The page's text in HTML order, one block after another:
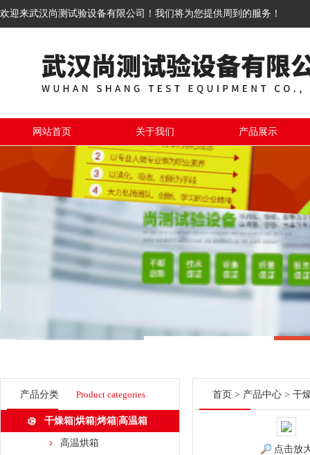
欢迎来武汉尚测试验设备有限公司！我们将为您提供周到的服务！
网站首页 关于我们 产品展示
产品分类 Product categories
干燥箱|烘箱|烤箱|高温箱
高温烘箱
首页 > 产品中心 > 干
点击放